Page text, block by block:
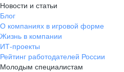
Новости и статьи
Блог
О компаниях в игровой форме
Жизнь в компании
ИТ-проекты
Рейтинг работодателей России
Молодым специалистам